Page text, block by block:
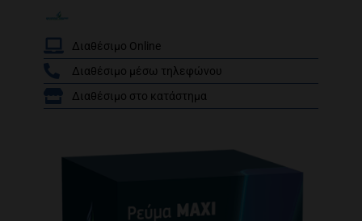
/
Διαθέσιμο Online
Διαθέσιμο μέσω τηλεφώνου
Διαθέσιμο στο κατάστημα